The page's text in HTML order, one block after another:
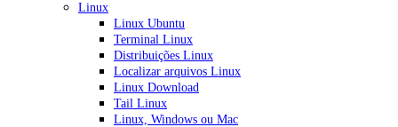
Linux
Linux Ubuntu
Terminal Linux
Distribuições Linux
Localizar arquivos Linux
Linux Download
Tail Linux
Linux, Windows ou Mac